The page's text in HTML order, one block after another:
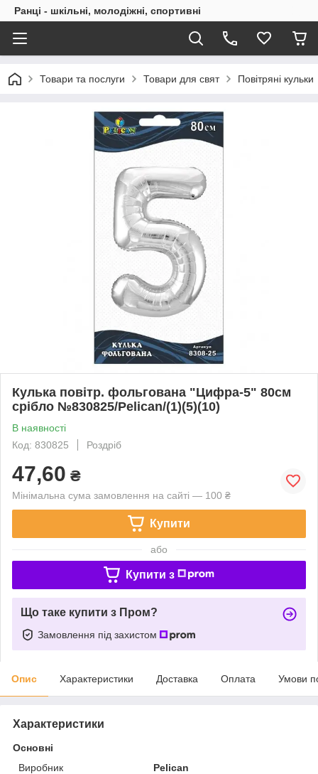
Ранці - шкільні, молодіжні, спортивні
Товари та послуги Товари для свят Повітряні кульки
Кулька повітр. фольгована "Цифра-5" 80см
срібло №830825/Pelican/(1)(5)(10)
В наявності
Код: 830825
Роздріб
47,60 ₴
Мінімальна сума замовлення на сайті — 100 ₴
Купити
або
Купити з
Що таке купити з Пром?
Замовлення під захистом
Опис Характеристики Доставка Оплата Умови
Характеристики
Основні
Виробник
Pelican